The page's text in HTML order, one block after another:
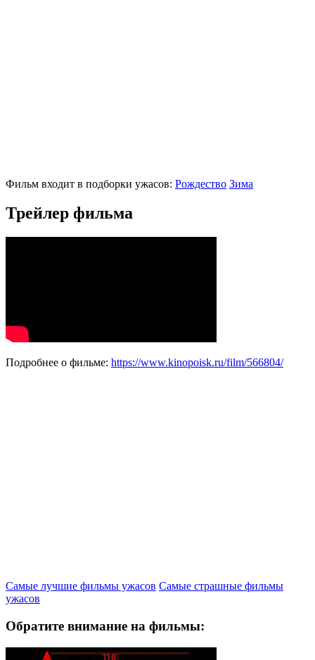
Фильм входит в подборки ужасов: Рождество Зима
Трейлер фильма
Подробнее о фильме: https://www.kinopoisk.ru/film/566804/
Самые лучшие фильмы ужасов Самые страшные фильмы
ужасов
Обратите внимание на фильмы: